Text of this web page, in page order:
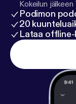
Kokeilun
Podimon
20
Lataa